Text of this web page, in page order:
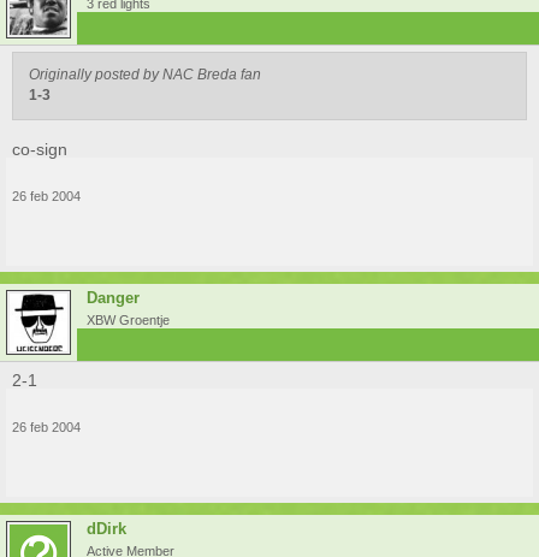
3 red lights
Originally posted by NAC Breda fan
1-3
co-sign
26 feb 2004
Danger
XBW Groentje
2-1
26 feb 2004
dDirk
Active Member